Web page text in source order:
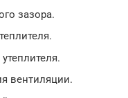
зазора.
вентиляции.